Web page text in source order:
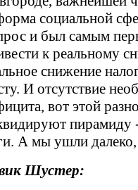
социальной
и был самым
к реальному
снижение
И отсутствие
вот этой
пирамиду
А мы ушли далеко,
Шустер: